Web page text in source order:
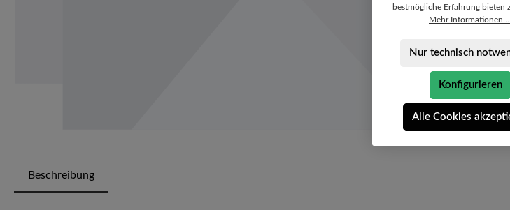
Beschreibung
bestmögliche Erfahrung bieten
Mehr Informationen ...
Nur technisch
Konfigurieren
Alle Cookies